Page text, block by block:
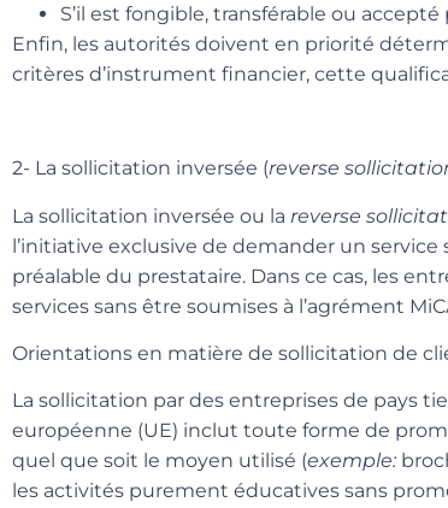
S’il est fongible, transférable ou accepté
Enfin, les autorités doivent en priorité
critères d’instrument financier, cette
2- La sollicitation inversée (reverse
La sollicitation inversée ou la reverse
l’initiative exclusive de demander un
préalable du prestataire. Dans ce cas, les
services sans être soumises à l’agrément
Orientations en matière de sollicitation de
La sollicitation par des entreprises de pays
européenne (UE) inclut toute forme de
quel que soit le moyen utilisé (exemple:
les activités purement éducatives sans